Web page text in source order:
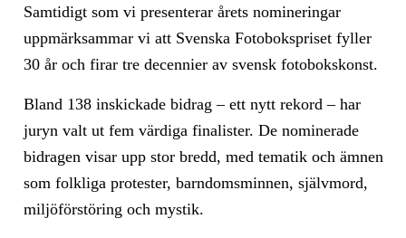
Samtidigt som vi presenterar årets nomineringar
uppmärksammar vi att Svenska Fotobokspriset fyller
30 år och firar tre decennier av svensk fotobokskonst.
Bland 138 inskickade bidrag – ett nytt rekord – har
juryn valt ut fem värdiga finalister. De nominerade
bidragen visar upp stor bredd, med tematik och ämnen
som folkliga protester, barndomsminnen, självmord,
miljöförstöring och mystik.